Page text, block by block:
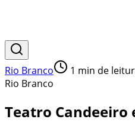
Rio Branco 1 min de
Rio Branco
Teatro Candeeiro